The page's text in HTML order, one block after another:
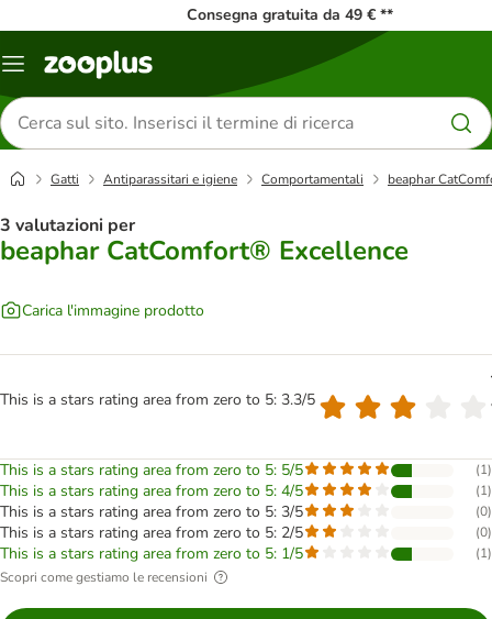
Consegna gratuita da 49 € **
Overview
Cerca
prodotti
Gatti Antiparassitari e igiene Comportamentali beaphar
3 valutazioni per
beaphar CatComfort® Excellence
Carica l'immagine prodotto
This is a stars rating area from zero to 5: 3.3/5
This is a stars rating area from zero to 5: 5/5 (1)
This is a stars rating area from zero to 5: 4/5 (1)
This is a stars rating area from zero to 5: 3/5 (0)
This is a stars rating area from zero to 5: 2/5 (0)
This is a stars rating area from zero to 5: 1/5 (1)
Scopri come gestiamo le recensioni